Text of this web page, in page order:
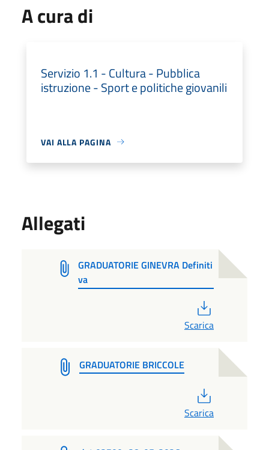
A cura di
Servizio 1.1 - Cultura - Pubblica
istruzione - Sport e politiche giovanili
VAI ALLA PAGINA
Allegati
GRADUATORIE GINEVRA Definiti
va
Scarica
GRADUATORIE BRICCOLE
Scarica